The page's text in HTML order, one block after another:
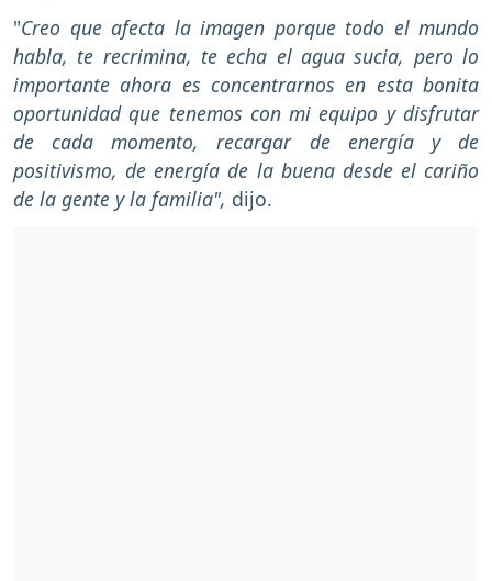
"Creo que afecta la imagen porque todo el mundo
habla, te recrimina, te echa el agua sucia, pero lo
importante ahora es concentrarnos en esta bonita
oportunidad que tenemos con mi equipo y disfrutar
de cada momento, recargar de energía y de
positivismo, de energía de la buena desde el cariño
de la gente y la familia", dijo.